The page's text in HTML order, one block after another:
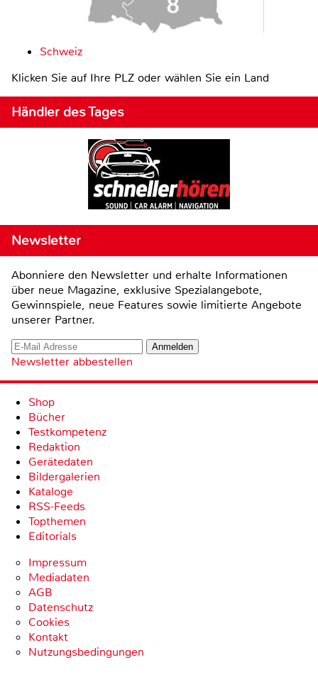
Schweiz
Klicken Sie auf Ihre PLZ oder wählen Sie ein Land
Händler des Tages
Newsletter
Abonniere den Newsletter und erhalte Informationen
über neue Magazine, exklusive Spezialangebote,
Gewinnspiele, neue Features sowie limitierte Angebote
unserer Partner.
Newsletter abbestellen
Shop
Bücher
Testkompetenz
Redaktion
Gerätedaten
Bildergalerien
Kataloge
RSS-Feeds
Topthemen
Editorials
Impressum
Mediadaten
AGB
Datenschutz
Cookies
Kontakt
Nutzungsbedingungen